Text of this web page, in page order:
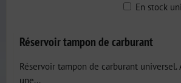
En stock
Réservoir tampon de carburant
Réservoir tampon de carburant
une...